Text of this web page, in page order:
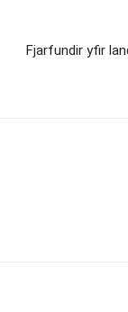
Fjarfundir yfir